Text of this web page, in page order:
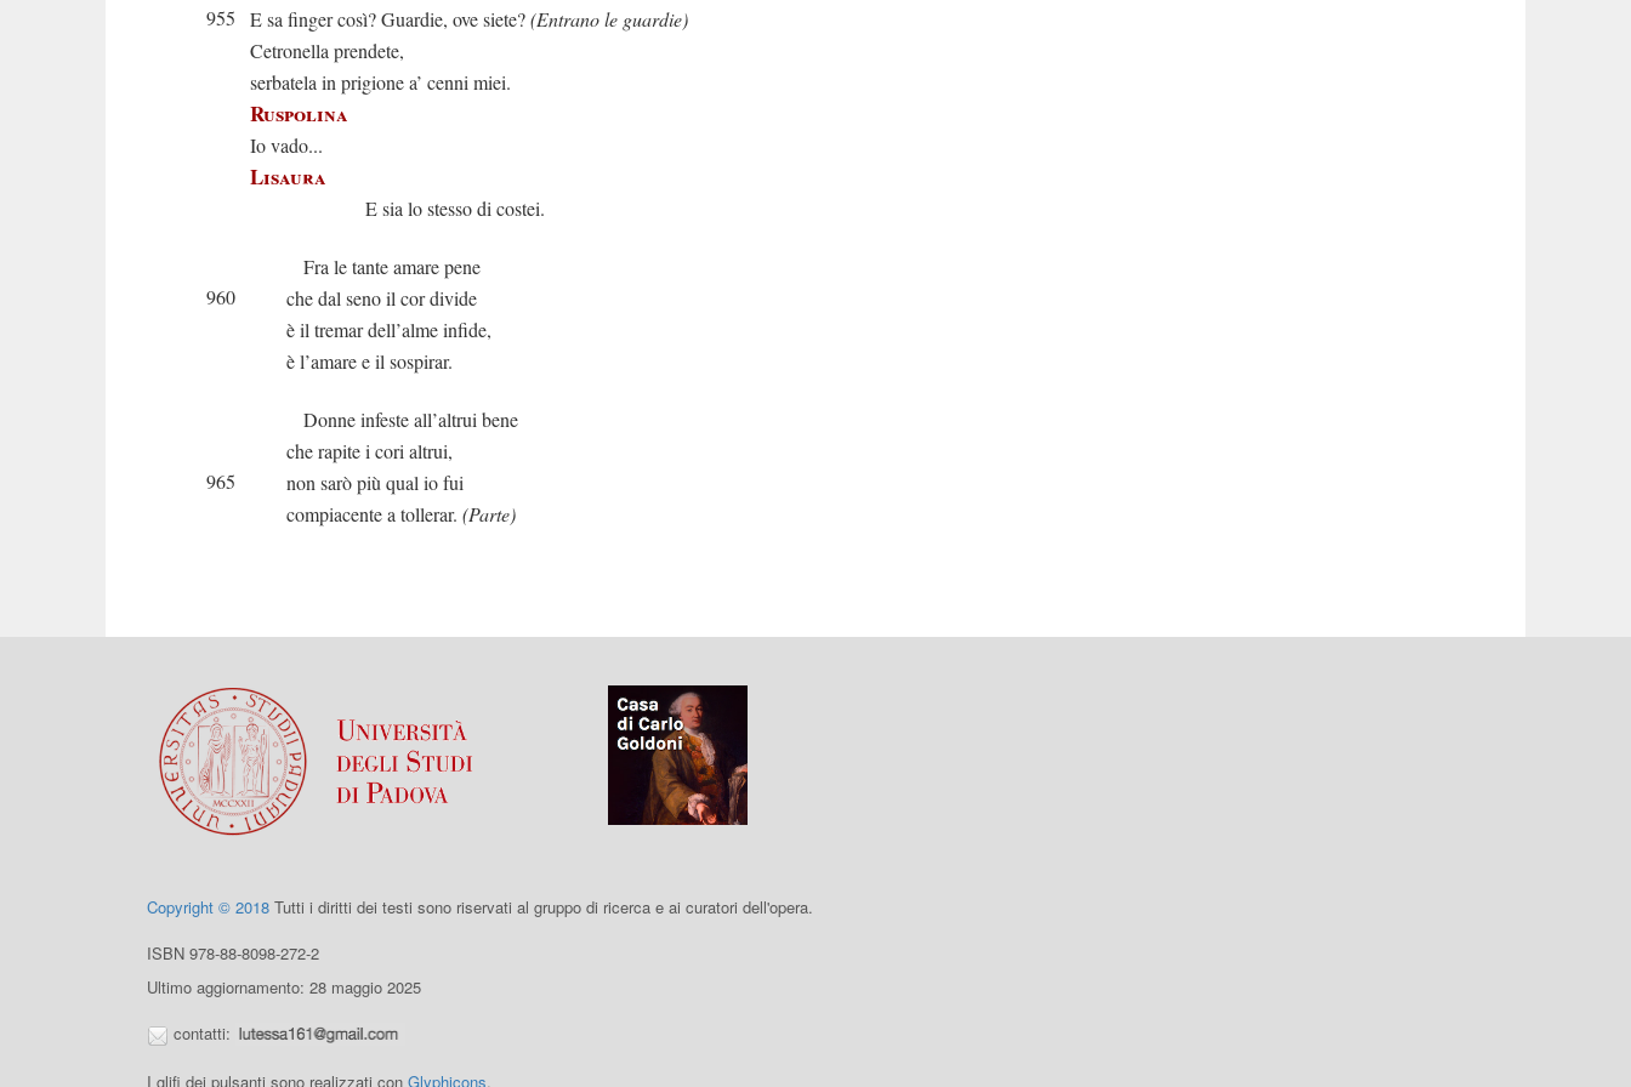
955
E sa finger così? Guardie, ove siete?(Entrano le guardie)
Cetronella prendete,
serbatela in prigione a’ cenni miei.
Ruspolina
Io vado...
Lisaura
E sia lo stesso di costei.
Fra le tante amare pene
960
che dal seno il cor divide
è il tremar dell’alme infide,
è l’amare e il sospirar.
Donne infeste all’altrui bene
che rapite i cori altrui,
965
non sarò più qual io fui
compiacente a tollerar. (Parte)
Copyright © 2018 Tutti i diritti dei testi sono riservati al gruppo di ricerca e ai curatori dell'opera.
ISBN 978-88-8098-272-2
Ultimo aggiornamento: 28 maggio 2025
contatti:
I glifi dei pulsanti sono realizzati con Glyphicons.